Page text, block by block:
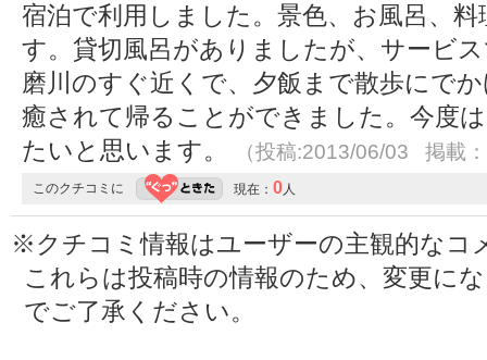
宿泊で利用しました。景色、お風呂、
す。貸切風呂がありましたが、サービ
磨川のすぐ近くで、夕飯まで散歩にで
癒されて帰ることができました。今度
たいと思います。
（投稿:2013/06/03 掲載
このクチコミに 現在： 0人
※クチコミ情報はユーザーの主観的なコ
これらは投稿時の情報のため、変更に
でご了承ください。